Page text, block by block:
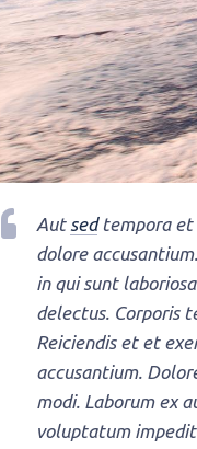
Aut sedtempora et
dolore
in qui sunt
delectus. Corporis
Reiciendis et et
accusantium.
modi. Laborum ex
voluptatum